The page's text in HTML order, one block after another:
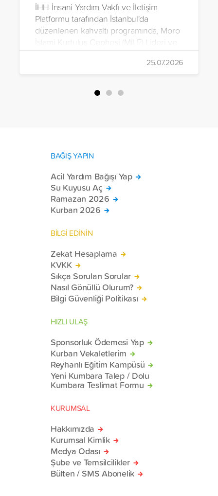
İHH İnsani Yardım Vakfı ve İletişim
Platformu tarafından İstanbul'da
düzenlenen kahvaltı programında, Moro
İslami Kurtuluş Cephesi (MILF) Lideri ve
Bangsamoro Özerk Bölgesi Kurucu
Başbakanı Hacı Murad İbrahim, medya
mensuplarıyla bir araya geldi.
25.07.2026
BAĞIŞ YAPIN
Acil Yardım Bağışı Yap
Su Kuyusu Aç
Ramazan 2026
Kurban 2026
BİLGİ EDİNİN
Zekat Hesaplama
KVKK
Sıkça Sorulan Sorular
Nasıl Gönüllü Olurum?
Bilgi Güvenliği Politikası
HIZLI ULAŞ
Sponsorluk Ödemesi Yap
Kurban Vekaletlerim
Reyhanlı Eğitim Kampüsü
Yeni Kumbara Talep / Dolu
Kumbara Teslimat Formu
KURUMSAL
Hakkımızda
Kurumsal Kimlik
Medya Odası
Şube ve Temsilcilikler
Bülten / SMS Abonelik